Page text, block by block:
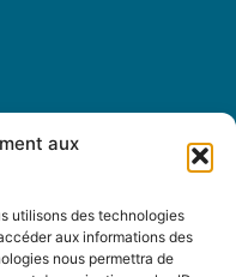
aux
utilisons des technologies
aux informations des
nous permettra de